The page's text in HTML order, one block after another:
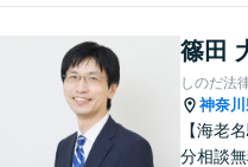
篠田
しのだ法
神奈
【海老
分相談